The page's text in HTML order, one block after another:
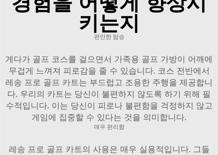
키는지
편안한 탑승
게다가 골프 코스를 걸으면서 가족용 골프 가방이 어깨에
무겁게 느껴져 피로감을 줄 수 있습니다. 코스 전반에서
레송 프로 골프 카트는 부드럽고 조용한 주행을 제공합니
다. 우리의 카트는 당신이 불편하지 않도록 하기 위해 필
수적입니다. 이는 당신이 피로나 불편함을 걱정하지 않고
게임에 집중할 수 있다는 것을 의미합니다.
매우 편리함
레송 프로 골프 카트의 사용은 매우 실용적입니다. 그들